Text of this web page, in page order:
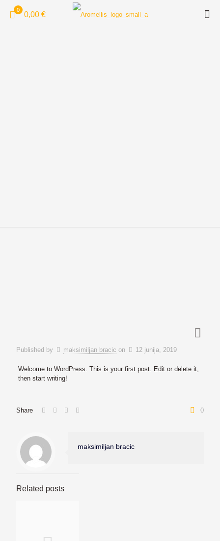
0
0,00 €
Published by maksimiljan bracic on 12 junija, 2019
Welcome to WordPress. This is your first post. Edit or delete it,
then start writing!
Share 0
maksimiljan bracic
Related posts